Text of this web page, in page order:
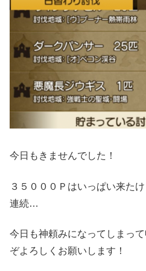
今日もきませんでした！
３５０００Ｐはいっぱい来た
連続…
今日も神頼みになってしまっ
ぞよろしくお願いします！